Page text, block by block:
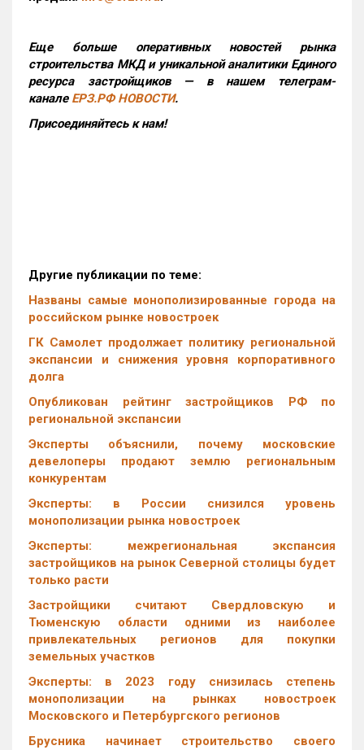
Еще больше оперативных новостей рынка
строительства МКД и уникальной аналитики Единого
ресурса застройщиков — в нашем телеграм-
канале ЕРЗ.РФ НОВОСТИ.
Присоединяйтесь к нам!
Другие публикации по теме:
Названы самые монополизированные города на
российском рынке новостроек
ГК Самолет продолжает политику региональной
экспансии и снижения уровня корпоративного
долга
Опубликован рейтинг застройщиков РФ по
региональной экспансии
Эксперты объяснили, почему московские
девелоперы продают землю региональным
конкурентам
Эксперты: в России снизился уровень
монополизации рынка новостроек
Эксперты: межрегиональная экспансия
застройщиков на рынок Северной столицы будет
только расти
Застройщики считают Свердловскую и
Тюменскую области одними из наиболее
привлекательных регионов для покупки
земельных участков
Эксперты: в 2023 году снизилась степень
монополизации на рынках новостроек
Московского и Петербургского регионов
Брусника начинает строительство своего